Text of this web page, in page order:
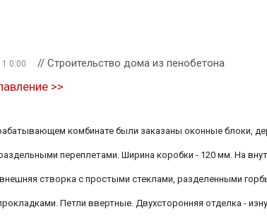
0:00 // Строительство дома из пенобетона
>>
комбинате были заказаны оконные блоки,
переплетами. Ширина коробки - 120 мм. На
створка с простыми стеклами, разделенными
Петли ввертные. Двухсторонняя отделка -